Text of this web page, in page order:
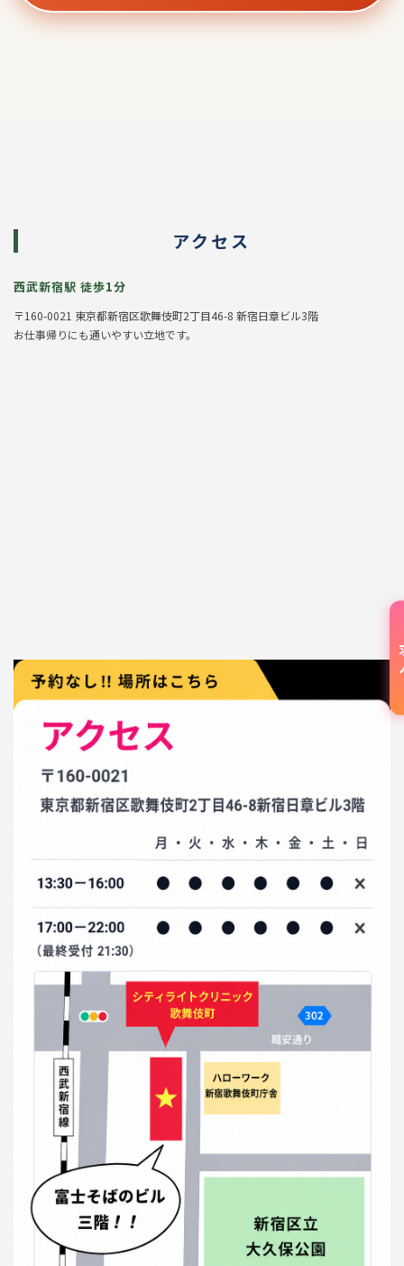
アクセス
西武新宿駅 徒歩1分
〒160-0021 東京都新宿区歌舞伎町2丁目46-8 新宿日章ビル3階
お仕事帰りにも通いやすい立地です。